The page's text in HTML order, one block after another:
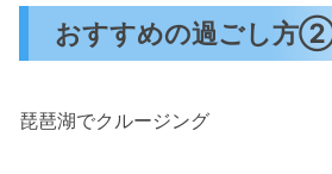
おすすめの過ごし方
琵琶湖でクルージング